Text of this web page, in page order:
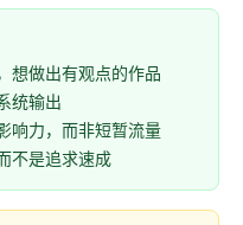
想做出有观点的作品
统输出
响力，而非短暂流量
不是追求速成